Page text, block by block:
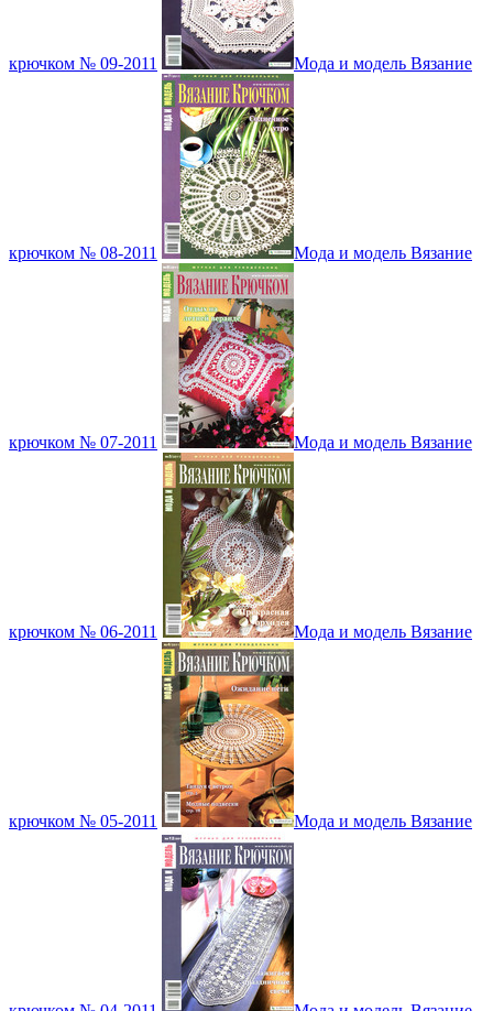
крючком № 09-2011 Мода и модель Вязание
крючком № 08-2011 Мода и модель Вязание
крючком № 07-2011 Мода и модель Вязание
крючком № 06-2011 Мода и модель Вязание
крючком № 05-2011 Мода и модель Вязание